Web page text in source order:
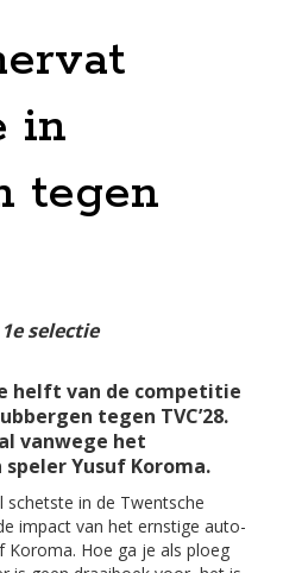
in
tegen
1e selectie
helft van de competitie
tegen TVC’28.
vanwege het
Yusuf Koroma.
schetste in de Twentsche
impact van het ernstige auto-
Koroma. Hoe ga je als ploeg